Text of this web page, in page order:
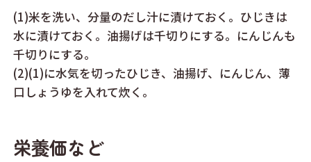
(1)米を洗い、分量のだし汁に漬けておく。ひじきは
水に漬けておく。油揚げは千切りにする。にんじんも
千切りにする。
(2)(1)に水気を切ったひじき、油揚げ、にんじん、薄
口しょうゆを入れて炊く。
栄養価など